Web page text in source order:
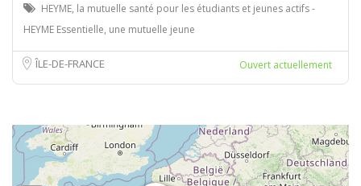
HEYME, la mutuelle santé pour les étudiants et jeunes actifs -
HEYME Essentielle, une mutuelle jeune
ÎLE-DE-FRANCE Ouvert actuellement